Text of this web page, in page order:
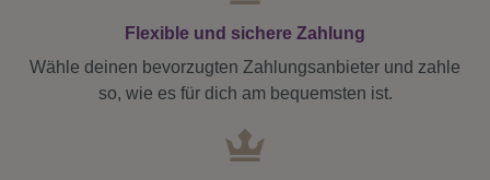
Flexible und sichere Zahlung
Wähle deinen bevorzugten Zahlungsanbieter und zahle
so, wie es für dich am bequemsten ist.